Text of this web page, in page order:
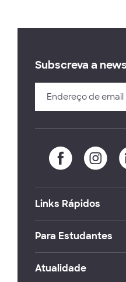
Subscreva a
Links Rápidos
Para Estudantes
Atualidade